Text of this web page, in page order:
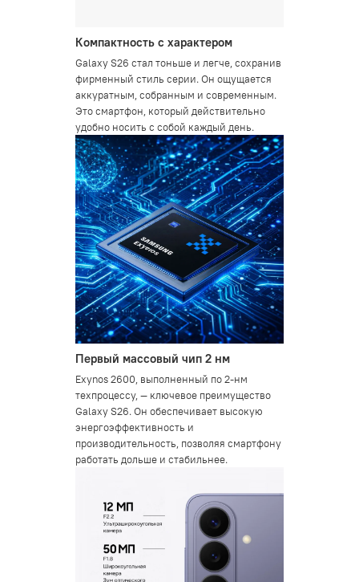
Компактность с характером
Galaxy S26 стал тоньше и легче, сохранив
фирменный стиль серии. Он ощущается
аккуратным, собранным и современным.
Это смартфон, который действительно
удобно носить с собой каждый день.
Первый массовый чип 2 нм
Exynos 2600, выполненный по 2-нм
техпроцессу, — ключевое преимущество
Galaxy S26. Он обеспечивает высокую
энергоэффективность и
производительность, позволяя смартфону
работать дольше и стабильнее.